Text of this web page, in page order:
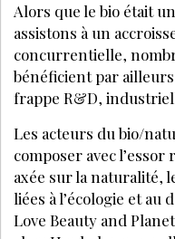
Alors que le bio était
assistons à un
concurrentielle,
bénéficient par
frappe R&D,
Les acteurs du bio/
composer avec
axée sur la naturalité,
liées à l’écologie et au
Love Beauty and